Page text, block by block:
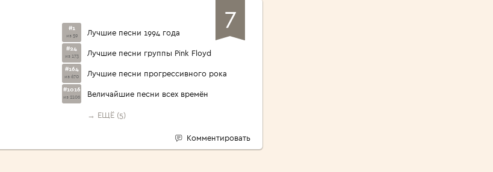
7
#1
из 59 Лучшие песни 1994 года
#24
из 173 Лучшие песни группы Pink Floyd
#164
из 670 Лучшие песни прогрессивного рока
#1016
из 2106 Величайшие песни всех времён
→ ЕЩЁ (5)
Комментировать